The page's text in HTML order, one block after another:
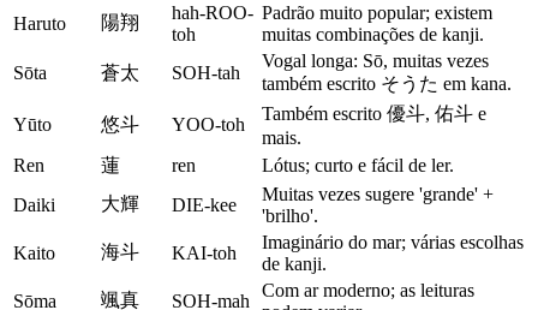
Haruto
陽翔
hah-ROO-
toh
Padrão muito popular; existem
muitas combinações de kanji.
Sōta
蒼太 SOH-tah
Vogal longa: Sō, muitas vezes
também escrito そうた em kana.
Yūto
悠斗 YOO-toh
Também escrito 優斗, 佑斗 e
mais.
Ren
蓮 ren
Lótus; curto e fácil de ler.
Daiki
大輝 DIE-kee
Muitas vezes sugere 'grande' +
'brilho'.
Kaito
海斗 KAI-toh
Imaginário do mar; várias escolhas
de kanji.
Sōma
颯真 SOH-mah
Com ar moderno; as leituras